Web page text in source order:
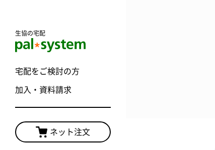
生協の宅配
宅配をご検討の方
加入・資料請求
ネット注文